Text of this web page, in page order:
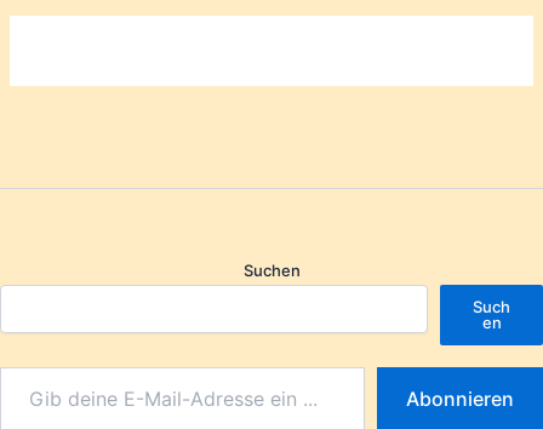
Suchen
Such
en
Abonnieren